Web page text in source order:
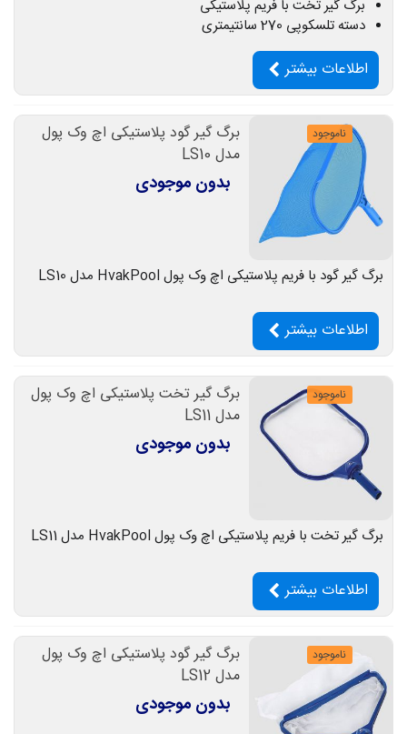
برگ گیر تخت با فریم پلاستیکی
دسته تلسکوپی 270 سانتیمتری
اطلاعات بیشتر
ناموجود
برگ گیر گود پلاستیکی اچ وک پول
مدل LS10
بدون موجودی
برگ گیر گود با فریم پلاستیکی اچ وک پول HvakPool مدل LS10
اطلاعات بیشتر
ناموجود
برگ گیر تخت پلاستیکی اچ وک پول
مدل LS11
بدون موجودی
برگ گیر تخت با فریم پلاستیکی اچ وک پول HvakPool مدل LS11
اطلاعات بیشتر
ناموجود
برگ گیر گود پلاستیکی اچ وک پول
مدل LS12
بدون موجودی